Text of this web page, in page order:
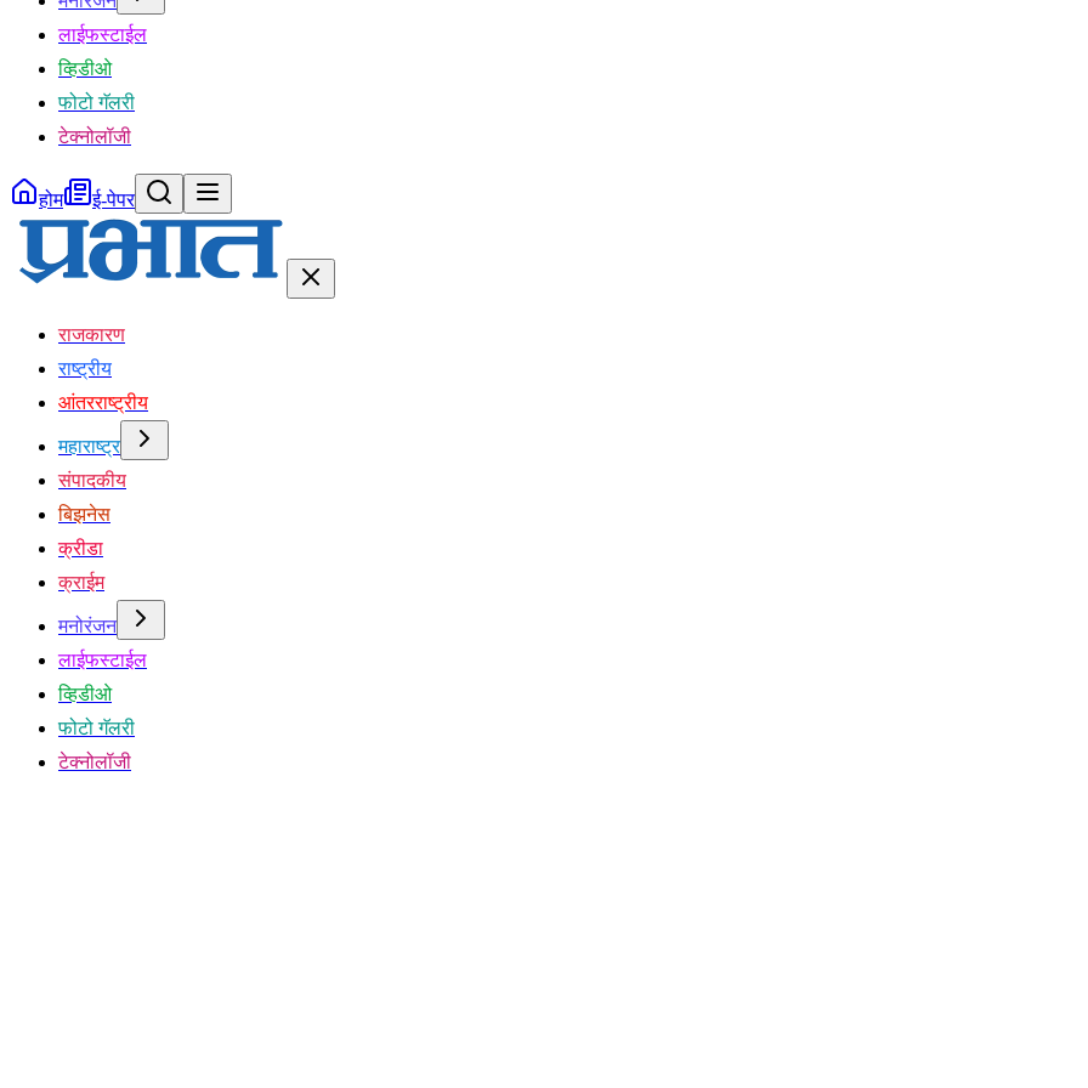
लाईफस्टाईल
व्हिडीओ
फोटो गॅलरी
टेक्नोलॉजी
होम ई-पेपर
राजकारण
राष्ट्रीय
आंतरराष्ट्रीय
महाराष्ट्र
संपादकीय
बिझनेस
क्रीडा
क्राईम
मनोरंजन
लाईफस्टाईल
व्हिडीओ
फोटो गॅलरी
टेक्नोलॉजी